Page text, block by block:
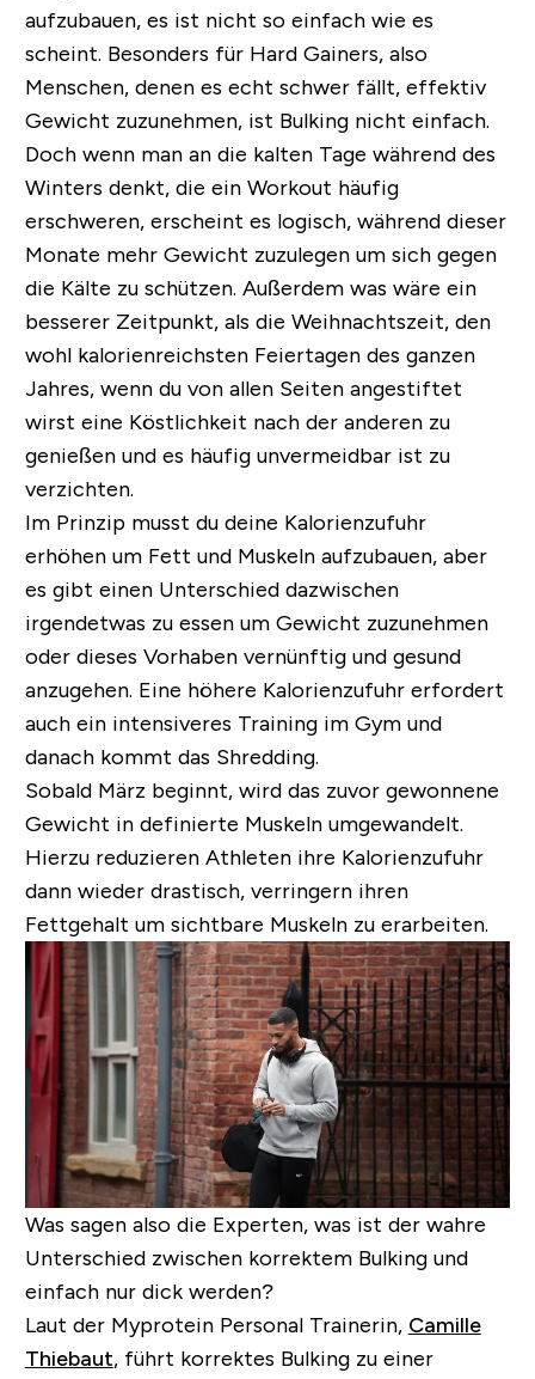
aufzubauen, es ist nicht so einfach wie es
scheint. Besonders für Hard Gainers, also
Menschen, denen es echt schwer fällt, effektiv
Gewicht zuzunehmen, ist Bulking nicht einfach.
Doch wenn man an die kalten Tage während des
Winters denkt, die ein Workout häufig
erschweren, erscheint es logisch, während dieser
Monate mehr Gewicht zuzulegen um sich gegen
die Kälte zu schützen. Außerdem was wäre ein
besserer Zeitpunkt, als die Weihnachtszeit, den
wohl kalorienreichsten Feiertagen des ganzen
Jahres, wenn du von allen Seiten angestiftet
wirst eine Köstlichkeit nach der anderen zu
genießen und es häufig unvermeidbar ist zu
verzichten.
Im Prinzip musst du deine Kalorienzufuhr
erhöhen um Fett und Muskeln aufzubauen, aber
es gibt einen Unterschied dazwischen
irgendetwas zu essen um Gewicht zuzunehmen
oder dieses Vorhaben vernünftig und gesund
anzugehen. Eine höhere Kalorienzufuhr erfordert
auch ein intensiveres Training im Gym und
danach kommt das Shredding.
Sobald März beginnt, wird das zuvor gewonnene
Gewicht in definierte Muskeln umgewandelt.
Hierzu reduzieren Athleten ihre Kalorienzufuhr
dann wieder drastisch, verringern ihren
Fettgehalt um sichtbare Muskeln zu erarbeiten.
Was sagen also die Experten, was ist der wahre
Unterschied zwischen korrektem Bulking und
einfach nur dick werden?
Laut der Myprotein Personal Trainerin, Camille
Thiebaut, führt korrektes Bulking zu einer